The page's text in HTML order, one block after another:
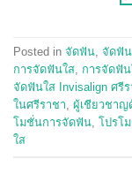
Posted in จัดฟัน, จัดฟั
การจัดฟันใส, การจัดฟั
จัดฟันใส Invisalign ศรีร
ในศรีราชา, ผู้เชียวชาญ
โมชั่นการจัดฟัน, โปรโ
ใส